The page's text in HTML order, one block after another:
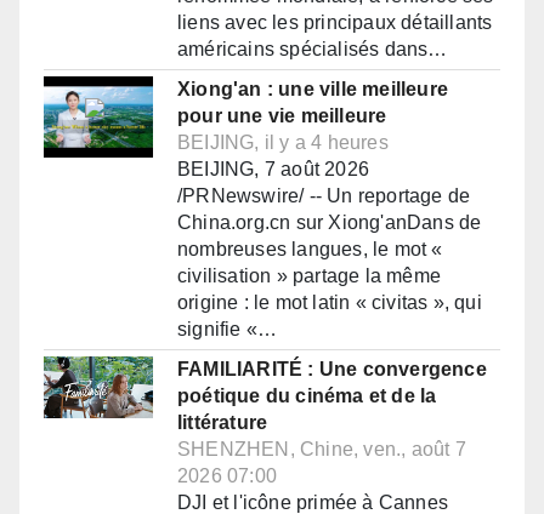
liens avec les principaux détaillants
américains spécialisés dans…
Xiong'an : une ville meilleure
pour une vie meilleure
BEIJING, il y a 4 heures
BEIJING, 7 août 2026
/PRNewswire/ -- Un reportage de
China.org.cn sur Xiong'anDans de
nombreuses langues, le mot «
civilisation » partage la même
origine : le mot latin « civitas », qui
signifie «…
FAMILIARITÉ : Une convergence
poétique du cinéma et de la
littérature
SHENZHEN, Chine, ven., août 7
2026 07:00
DJI et l'icône primée à Cannes